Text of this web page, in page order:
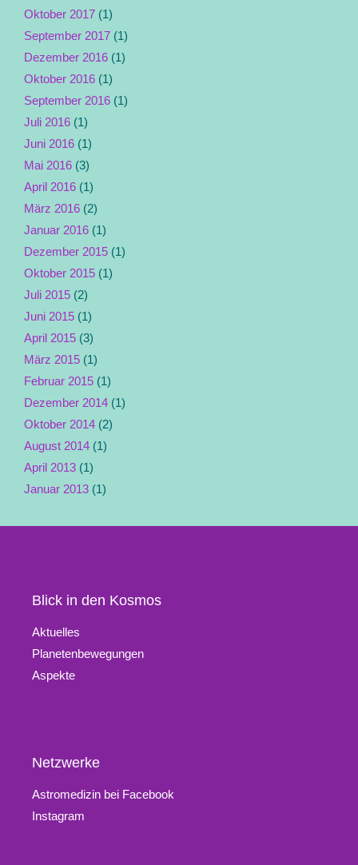
Oktober 2017 (1)
September 2017 (1)
Dezember 2016 (1)
Oktober 2016 (1)
September 2016 (1)
Juli 2016 (1)
Juni 2016 (1)
Mai 2016 (3)
April 2016 (1)
März 2016 (2)
Januar 2016 (1)
Dezember 2015 (1)
Oktober 2015 (1)
Juli 2015 (2)
Juni 2015 (1)
April 2015 (3)
März 2015 (1)
Februar 2015 (1)
Dezember 2014 (1)
Oktober 2014 (2)
August 2014 (1)
April 2013 (1)
Januar 2013 (1)
Blick in den Kosmos
Aktuelles
Planetenbewegungen
Aspekte
Netzwerke
Astromedizin bei Facebook
Instagram